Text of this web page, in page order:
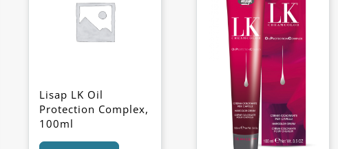
Lisap LK Oil
Protection Complex,
100ml